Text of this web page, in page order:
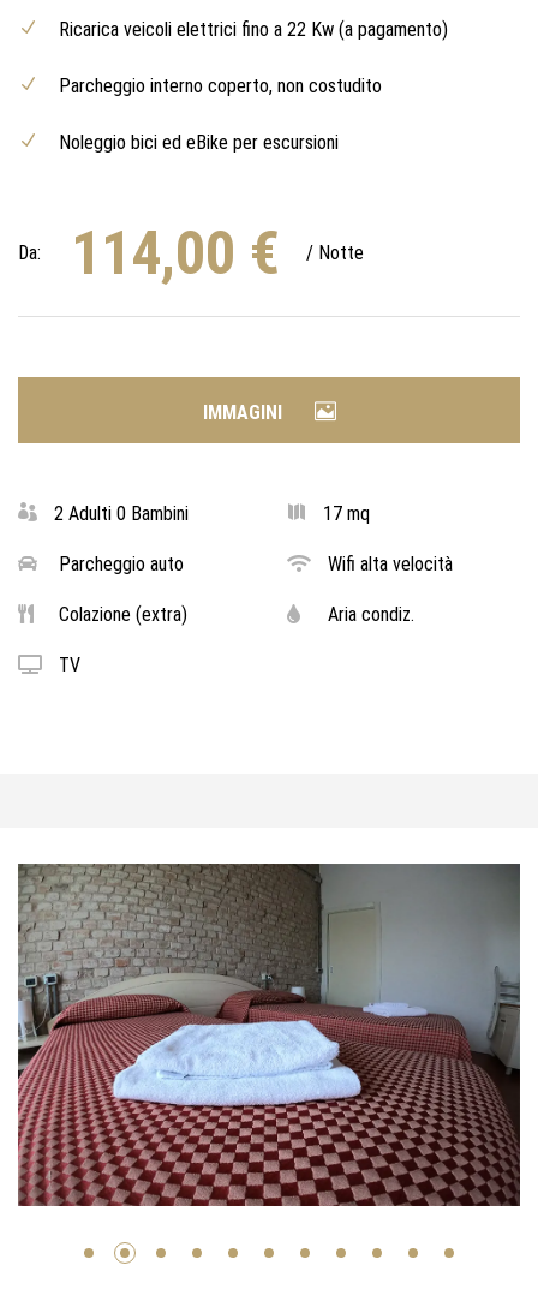
Ricarica veicoli elettrici fino a 22 Kw (a pagamento)
Parcheggio interno coperto, non costudito
Noleggio bici ed eBike per escursioni
Da: 114,00 € / Notte
IMMAGINI
2 Adulti 0 Bambini 17 mq
Parcheggio auto Wifi alta velocità
Colazione (extra) Aria condiz.
TV